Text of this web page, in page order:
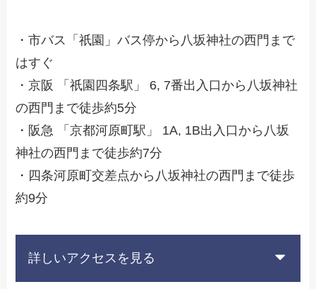
・市バス「祇園」バス停から八坂神社の西門まで
はすぐ
・京阪 「祇園四条駅」 6, 7番出入口から八坂神社
の西門まで徒歩約5分
・阪急 「京都河原町駅」 1A, 1B出入口から八坂
神社の西門まで徒歩約7分
・四条河原町交差点から八坂神社の西門まで徒歩
約9分
詳しいアクセスを見る